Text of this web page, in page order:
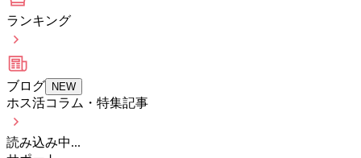
ランキング
ブログ NEW
ホス活コラム・特集記事
読み込み中...